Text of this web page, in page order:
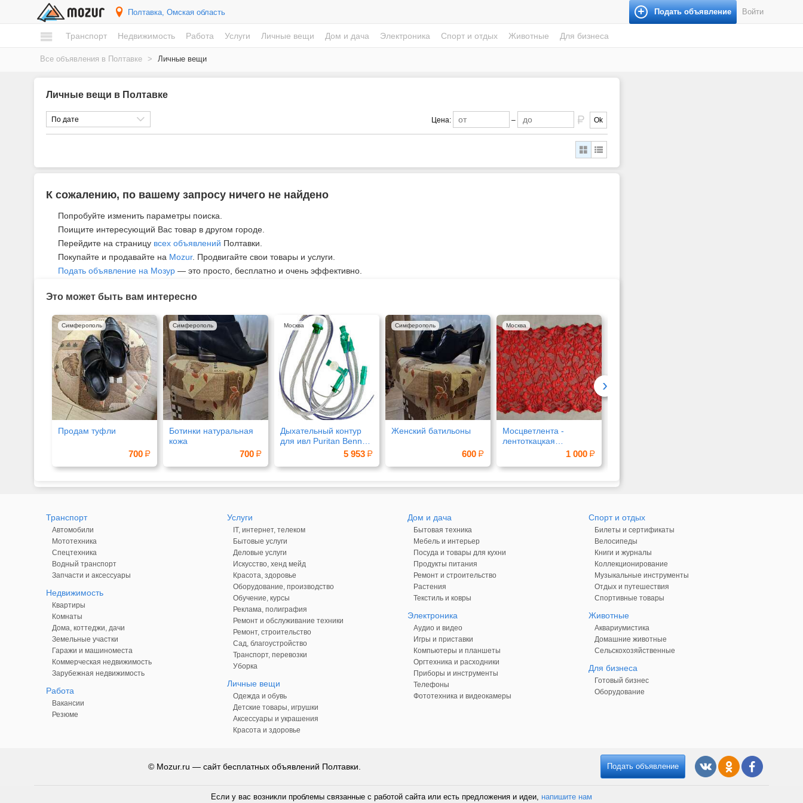
Полтавка, Омская область Подать объявление Войти
Транспорт Недвижимость Работа Услуги Личные вещи Дом и дача Электроника Спорт и отдых Животные Для бизнеса
Все объявления в Полтавке > Личные вещи
Личные вещи в Полтавке
По дате Цена: – Ok
К сожалению, по вашему запросу ничего не найдено
Попробуйте изменить параметры поиска.
Поищите интересующий Вас товар в другом городе.
Перейдите на страницу всех объявлений Полтавки.
Покупайте и продавайте на Mozur. Продвигайте свои товары и услуги.
Подать объявление на Мозур — это просто, бесплатно и очень эффективно.
Это может быть вам интересно
Продам туфли
700
Симферополь
Ботинки натуральная
кожа
700
Симферополь
Дыхательный контур
для ивл Puritan Bennett
5 953
Москва
Женский батильоны
600
Симферополь
Мосцветлента -
лентоткацкая
продукция в России
1 000
Москва
›
Транспорт
Автомобили
Мототехника
Спецтехника
Водный транспорт
Запчасти и аксессуары
Недвижимость
Квартиры
Комнаты
Дома, коттеджи, дачи
Земельные участки
Гаражи и машиноместа
Коммерческая недвижимость
Зарубежная недвижимость
Работа
Вакансии
Резюме
Услуги
IT, интернет, телеком
Бытовые услуги
Деловые услуги
Искусство, хенд мейд
Красота, здоровье
Оборудование, производство
Обучение, курсы
Реклама, полиграфия
Ремонт и обслуживание техники
Ремонт, строительство
Сад, благоустройство
Транспорт, перевозки
Уборка
Личные вещи
Одежда и обувь
Детские товары, игрушки
Аксессуары и украшения
Красота и здоровье
Дом и дача
Бытовая техника
Мебель и интерьер
Посуда и товары для кухни
Продукты питания
Ремонт и строительство
Растения
Текстиль и ковры
Электроника
Аудио и видео
Игры и приставки
Компьютеры и планшеты
Оргтехника и расходники
Приборы и инструменты
Телефоны
Фототехника и видеокамеры
Спорт и отдых
Билеты и сертификаты
Велосипеды
Книги и журналы
Коллекционирование
Музыкальные инструменты
Отдых и путешествия
Спортивные товары
Животные
Аквариумистика
Домашние животные
Сельскохозяйственные
Для бизнеса
Готовый бизнес
Оборудование
© Mozur.ru — сайт бесплатных объявлений Полтавки. Подать объявление
Если у вас возникли проблемы связанные с работой сайта или есть предложения и идеи, напишите нам